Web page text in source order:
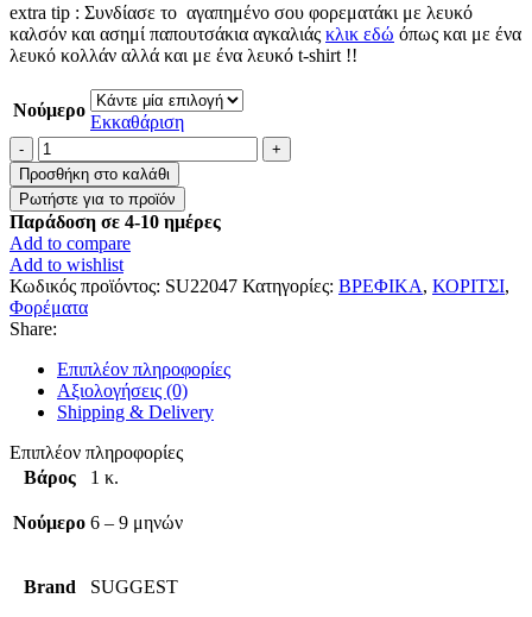
extra tip : Συνδίασε το αγαπημένο σου φορεματάκι με λευκό
καλσόν και ασημί παπουτσάκια αγκαλιάς κλικ εδώ όπως και με ένα
λευκό κολλάν αλλά και με ένα λευκό t-shirt !!
Νούμερο
Εκκαθάριση
Βρεφικό
φορεματάκι
"
Λαγουδάκι
αστραφτερό
"
ποσότητα
Προσθήκη στο καλάθι
Παράδοση σε 4-10 ημέρες
Add to compare
Add to wishlist
Κωδικός προϊόντος: SU22047 Κατηγορίες: ΒΡΕΦΙΚΑ, ΚΟΡΙΤΣΙ,
Φορέματα
Share:
Επιπλέον πληροφορίες
Αξιολογήσεις (0)
Shipping & Delivery
Επιπλέον πληροφορίες
Βάρος
1 κ.
Νούμερο 6 – 9 μηνών
Brand SUGGEST